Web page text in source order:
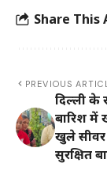
Share This
PREVIOUS
दिल्ली के
बारिश में
खुले सीवर
सुरक्षित